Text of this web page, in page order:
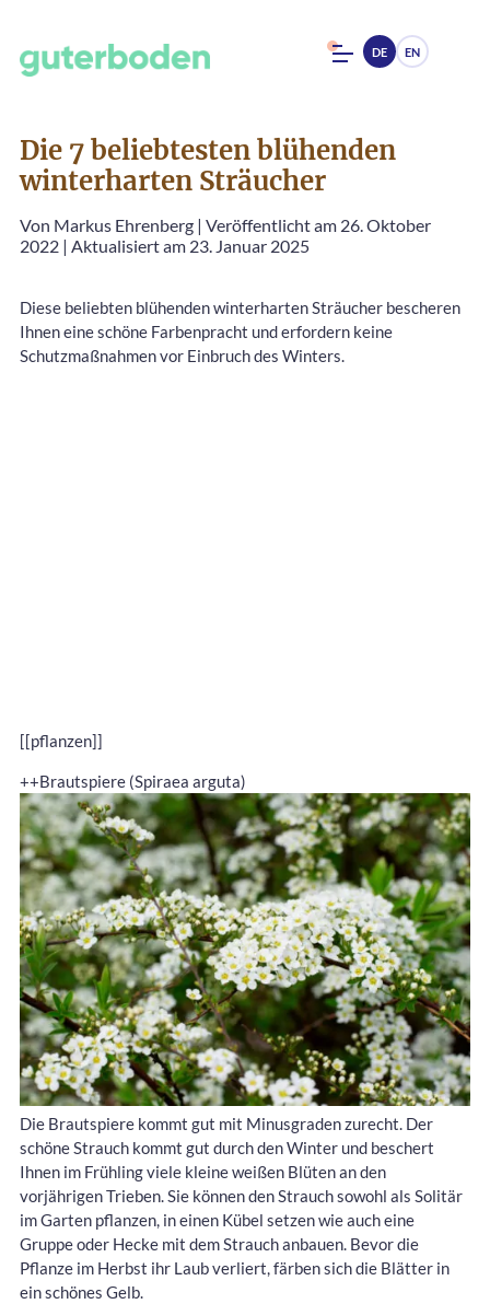
DE EN
Die 7 beliebtesten blühenden
winterharten Sträucher
Von Markus Ehrenberg | Veröffentlicht am 26. Oktober
2022 | Aktualisiert am 23. Januar 2025
Diese beliebten blühenden winterharten Sträucher bescheren
Ihnen eine schöne Farbenpracht und erfordern keine
Schutzmaßnahmen vor Einbruch des Winters.
[[pflanzen]]
++Brautspiere (Spiraea arguta)
Die Brautspiere kommt gut mit Minusgraden zurecht. Der
schöne Strauch kommt gut durch den Winter und beschert
Ihnen im Frühling viele kleine weißen Blüten an den
vorjährigen Trieben. Sie können den Strauch sowohl als Solitär
im Garten pflanzen, in einen Kübel setzen wie auch eine
Gruppe oder Hecke mit dem Strauch anbauen. Bevor die
Pflanze im Herbst ihr Laub verliert, färben sich die Blätter in
ein schönes Gelb.